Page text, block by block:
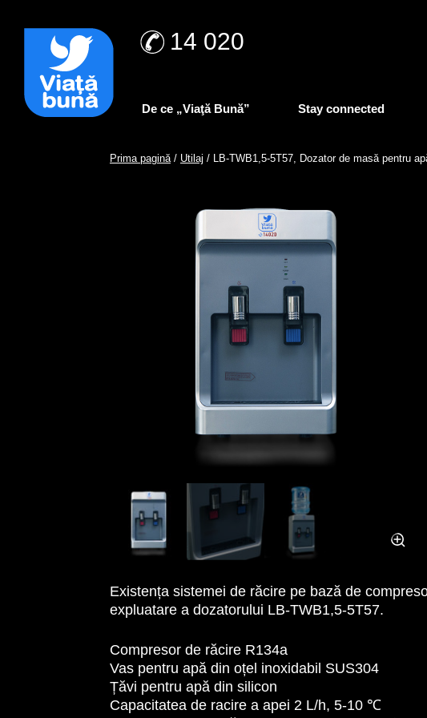
14 020
De ce „Viaţă Bună” Stay connected
Prima pagină/ Utilaj / LB-TWB1,5-5T57, Dozator de masă pentru
Existența sistemei de răcire pe bază de
expluatare a dozatorului LB-TWB1,5-5T57.
Compresor de răcire R134a
Vas pentru apă din oțel inoxidabil SUS304
Țăvi pentru apă din silicon
Capacitatea de racire a apei 2 L/h, 5-10 ℃